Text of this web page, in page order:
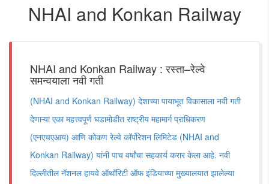
NHAI and Konkan Railway
NHAI and Konkan Railway : रस्ता–रेल्वे
समन्वयाला नवी गती
(NHAI and Konkan Railway) देशाच्या पायाभूत विकासाला नवी गती
देणाऱ्या एका महत्त्वपूर्ण घडामोडीत राष्ट्रीय महामार्ग प्राधिकरण
(एनएचएआय) आणि कोकण रेल्वे कॉर्पोरेशन लिमिटेड (NHAI and
Konkan Railway) यांनी पाच वर्षांचा सहकार्य करार केला आहे. नवी
दिल्लीतील नॅशनल हायवे ऑथॉरिटी ऑफ इंडियाच्या मुख्यालयात झालेल्या